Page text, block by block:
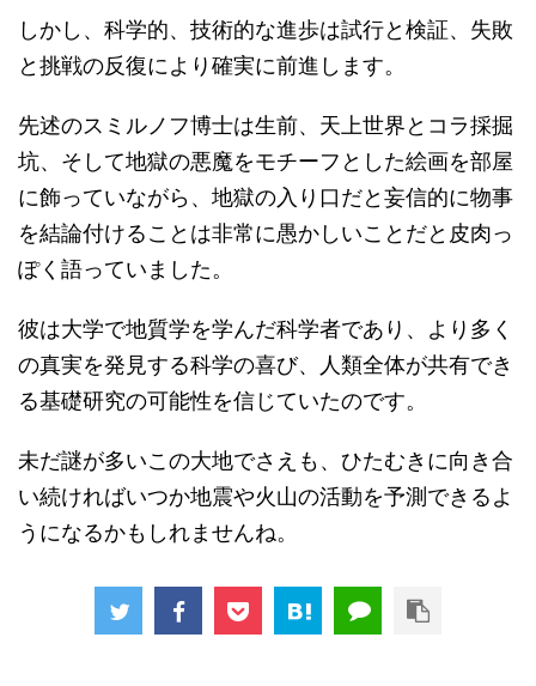
しかし、科学的、技術的な進歩は試行と検証、失敗
と挑戦の反復により確実に前進します。
先述のスミルノフ博士は生前、天上世界とコラ採掘
坑、そして地獄の悪魔をモチーフとした絵画を部屋
に飾っていながら、地獄の入り口だと妄信的に物事
を結論付けることは非常に愚かしいことだと皮肉っ
ぽく語っていました。
彼は大学で地質学を学んだ科学者であり、より多く
の真実を発見する科学の喜び、人類全体が共有でき
る基礎研究の可能性を信じていたのです。
未だ謎が多いこの大地でさえも、ひたむきに向き合
い続ければいつか地震や火山の活動を予測できるよ
うになるかもしれませんね。